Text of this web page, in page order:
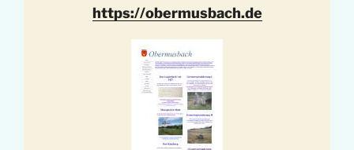
https://obermusbach.de